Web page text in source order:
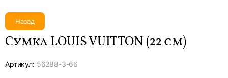
Назад
Сумка LOUIS VUITTON (22 см)
Артикул: 56288-3-66